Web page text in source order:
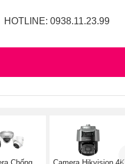
HOTLINE: 0938.11.23.99